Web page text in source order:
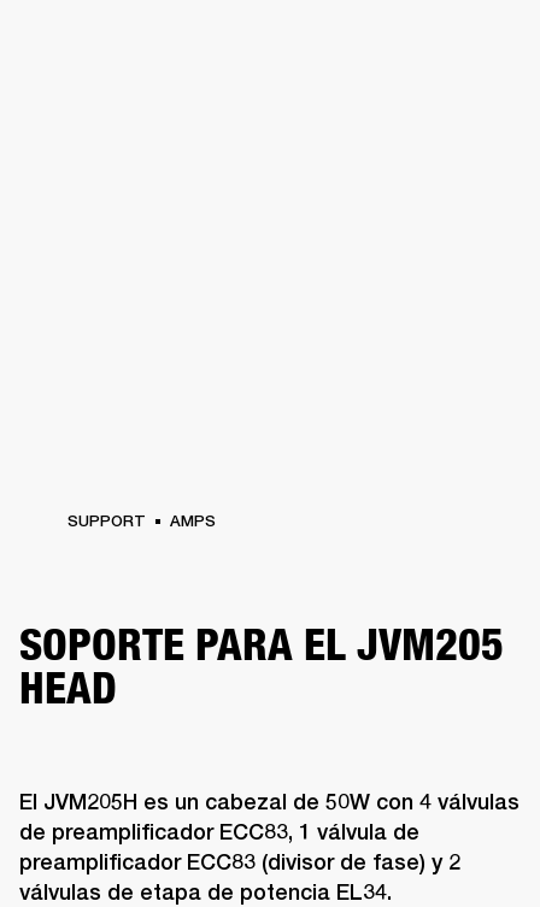
SUPPORT AMPS
SOPORTE PARA EL JVM205
HEAD
El JVM205H es un cabezal de 50W con 4 válvulas
de preamplificador ECC83, 1 válvula de
preamplificador ECC83 (divisor de fase) y 2
válvulas de etapa de potencia EL34.